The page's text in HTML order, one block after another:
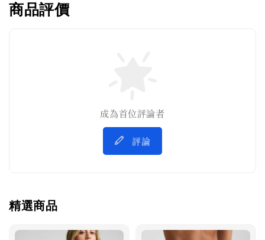
商品評價
成為首位評論者
評論
精選商品